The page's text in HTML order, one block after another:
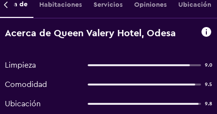
de Habitaciones Servicios Opiniones Ubicación
Acerca de Queen Valery Hotel, Odesa
Limpieza 9.0
Comodidad 9.5
Ubicación 9.8